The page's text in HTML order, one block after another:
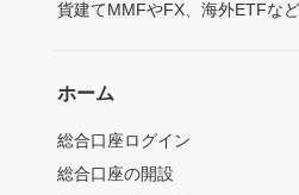
貨建てMMFやFX、海外ETFな
ホーム
総合口座ログイン
総合口座の開設